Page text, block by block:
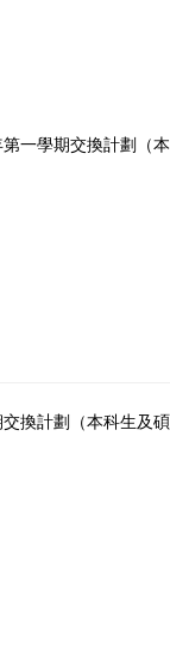
一學期交換計劃（
換計劃（本科生及